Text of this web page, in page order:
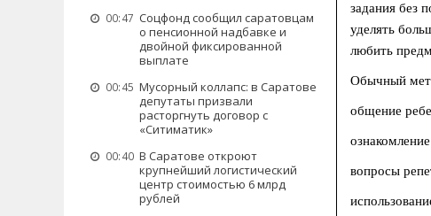
00:47 Соцфонд сообщил саратовцам
о пенсионной надбавке и
двойной фиксированной
выплате
00:45 Мусорный коллапс: в Саратове
депутаты призвали
расторгнуть договор с
«Ситиматик»
00:40 В Саратове откроют
крупнейший логистический
центр стоимостью 6 млрд
рублей
задания без
уделять
любить
Обычный
общение
вопросы